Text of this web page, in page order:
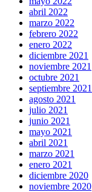
abril 2022
marzo 2022
febrero 2022
enero 2022
diciembre 2021
noviembre 2021
octubre 2021
septiembre 2021
agosto 2021
julio 2021
junio 2021
mayo 2021
abril 2021
marzo 2021
enero 2021
diciembre 2020
noviembre 2020